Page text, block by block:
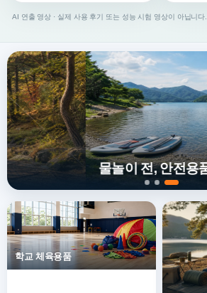
AI 연출 영상 · 실제 사용 후기 또는 성능 시험 영상이 아닙니다.